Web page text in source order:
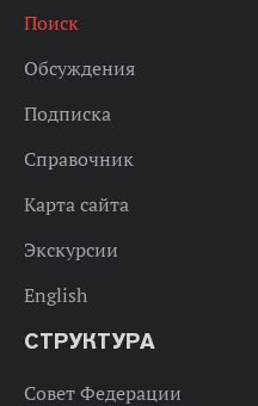
Поиск
Обсуждения
Подписка
Справочник
Карта сайта
Экскурсии
English
СТРУКТУРА
Совет Федерации